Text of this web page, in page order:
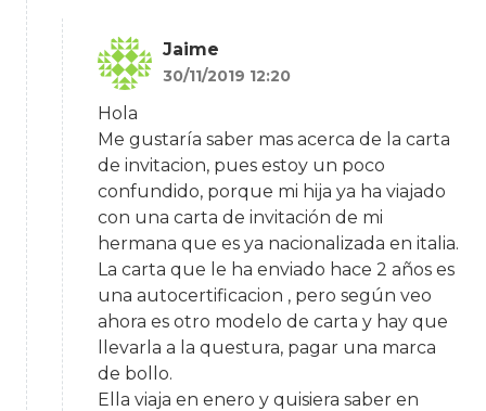
Jaime
30/11/2019 12:20
Hola
Me gustaría saber mas acerca de la carta
de invitacion, pues estoy un poco
confundido, porque mi hija ya ha viajado
con una carta de invitación de mi
hermana que es ya nacionalizada en italia.
La carta que le ha enviado hace 2 años es
una autocertificacion , pero según veo
ahora es otro modelo de carta y hay que
llevarla a la questura, pagar una marca
de bollo.
Ella viaja en enero y quisiera saber en